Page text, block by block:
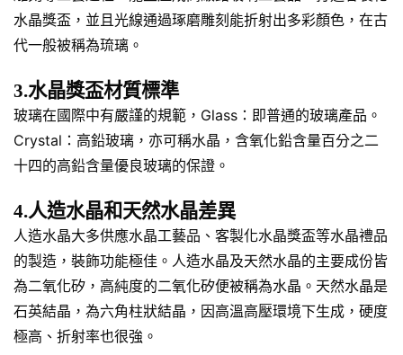
水晶獎盃，並且光線通過琢磨雕刻能折射出多彩顏色，在古
代一般被稱為琉璃。
3.水晶獎盃材質標準
玻璃在國際中有嚴謹的規範，Glass：即普通的玻璃產品。
Crystal：高鉛玻璃，亦可稱水晶，含氧化鉛含量百分之二
十四的高鉛含量優良玻璃的保證。
4.人造水晶和天然水晶差異
人造水晶大多供應水晶工藝品、客製化水晶獎盃等水晶禮品
的製造，裝飾功能極佳。人造水晶及天然水晶的主要成份皆
為二氧化矽，高純度的二氧化矽便被稱為水晶。天然水晶是
石英結晶，為六角柱狀結晶，因高溫高壓環境下生成，硬度
極高、折射率也很強。